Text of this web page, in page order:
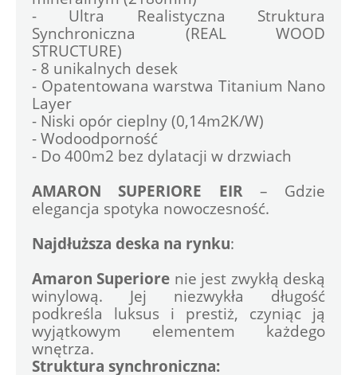
- Ultra Realistyczna Struktura
Synchroniczna (REAL WOOD
STRUCTURE)
- 8 unikalnych desek
- Opatentowana warstwa Titanium Nano
Layer
- Niski opór cieplny (0,14m2K/W)
- Wodoodporność
- Do 400m2 bez dylatacji w drzwiach
AMARON SUPERIORE EIR – Gdzie
elegancja spotyka nowoczesność.
Najdłuższa deska na rynku:
Amaron Superiore nie jest zwykłą deską
winylową. Jej niezwykła długość
podkreśla luksus i prestiż, czyniąc ją
wyjątkowym elementem każdego
wnętrza.
Struktura synchroniczna: